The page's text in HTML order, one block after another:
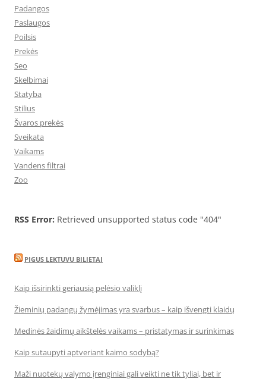
Padangos
Paslaugos
Poilsis
Prekės
Seo
Skelbimai
Statyba
Stilius
Švaros prekės
Sveikata
Vaikams
Vandens filtrai
Zoo
RSS Error: Retrieved unsupported status code "404"
PIGUS LEKTUVU BILIETAI
Kaip išsirinkti geriausią pelėsio valiklį
Žieminių padangų žymėjimas yra svarbus – kaip išvengti klaidų
Medinės žaidimų aikštelės vaikams – pristatymas ir surinkimas
Kaip sutaupyti aptveriant kaimo sodybą?
Maži nuotekų valymo įrenginiai gali veikti ne tik tyliai, bet ir